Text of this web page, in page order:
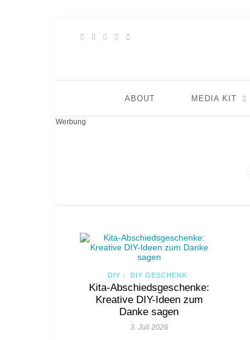
ABOUT MEDIA KIT
Werbung
DIY / DIY GESCHENK
Kita-Abschiedsgeschenke:
Kreative DIY-Ideen zum
Danke sagen
3. Juli 2026